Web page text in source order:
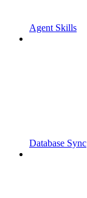
Agent Skills
Database Sync